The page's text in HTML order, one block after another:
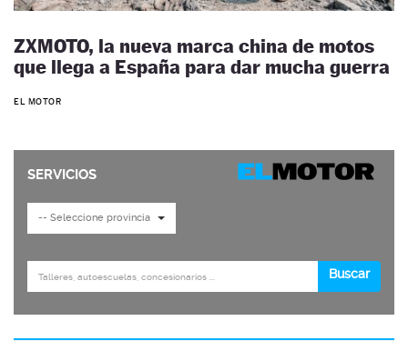
ZXMOTO, la nueva marca china de motos
que llega a España para dar mucha guerra
EL MOTOR